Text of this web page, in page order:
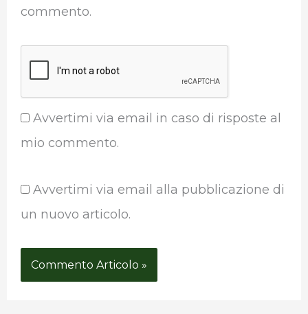
commento.
Avvertimi via email in caso di risposte al
mio commento.
Avvertimi via email alla pubblicazione di
un nuovo articolo.